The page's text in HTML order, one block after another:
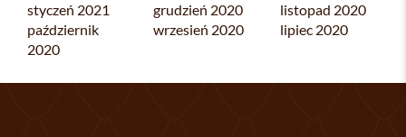
styczeń 2021
grudzień 2020
listopad 2020
październik
2020
wrzesień 2020 lipiec 2020